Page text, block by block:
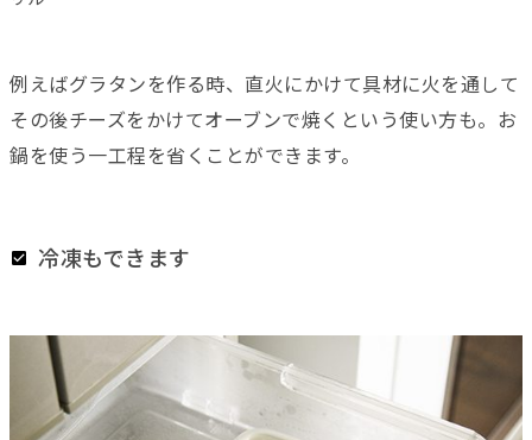
例えばグラタンを作る時、直火にかけて具材に火を通して
その後チーズをかけてオーブンで焼くという使い方も。お
鍋を使う一工程を省くことができます。
冷凍もできます